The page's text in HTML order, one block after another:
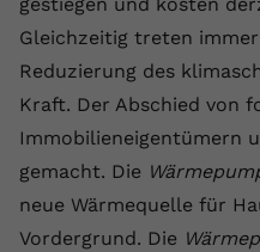
Gleichzeitig treten
Reduzierung des
Kraft. Der Abschied von
Immobilieneigentümern
gemacht. Die
neue Wärmequelle für
Vordergrund. Die
Laufzeit 1 Jahr
Zweck
zufällig
hat.
Zweck
Website
Name _gcl au
Anbieter Google Ads
Laufzeit 90 Tage
Zweck
Wird von
Website
Cookie-
Externe Inhalte
Wir verwenden auf
um Ihnen zusätzliche
Name vuid
Anbieter vimeo.com
Cookie-